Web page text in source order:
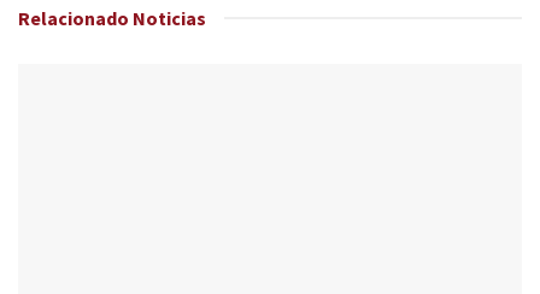
Relacionado Noticias